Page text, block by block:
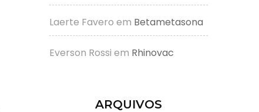
Laerte Favero em Betametasona
Everson Rossi em Rhinovac
ARQUIVOS